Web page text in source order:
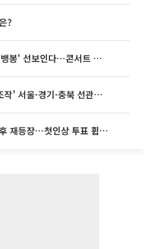
?
빅뱅, 20주년 기념 '새 뱅봉' 선보인다⋯콘서트 앞두고 팝업 개최
경기·충북 선관위 등 추가 압수수색
‘나솔사계’ 국화, 결별 후 재등장⋯첫인상 투표 휩쓸고 ‘인기녀’ 등극